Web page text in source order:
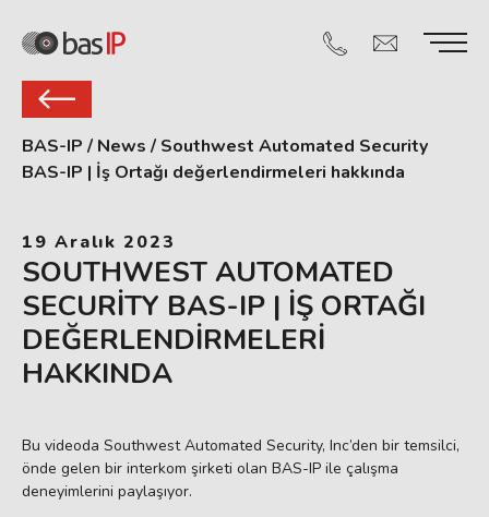
BAS-IP / News / Southwest Automated Security
BAS-IP | İş Ortağı değerlendirmeleri hakkında
19 Aralık 2023
SOUTHWEST AUTOMATED
SECURITY BAS-IP | İŞ ORTAĞI
DEĞERLENDIRMELERI
HAKKINDA
Bu videoda Southwest Automated Security, Inc’den bir temsilci,
önde gelen bir interkom şirketi olan BAS-IP ile çalışma
deneyimlerini paylaşıyor.